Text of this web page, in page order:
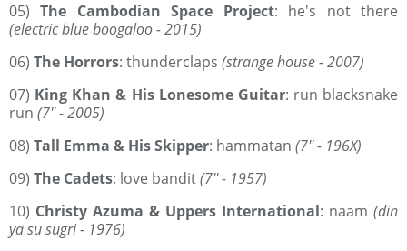
05)The Cambodian Space Project: he's not there
(electric blue boogaloo - 2015)
06) The Horrors: thunderclaps (strange house - 2007)
07) King Khan & His Lonesome Guitar: run blacksnake
run (7'' - 2005)
08) Tall Emma & His Skipper: hammatan (7'' - 196X)
09) The Cadets: love bandit(7'' - 1957)
10) Christy Azuma & Uppers International: naam (din
ya su sugri - 1976)